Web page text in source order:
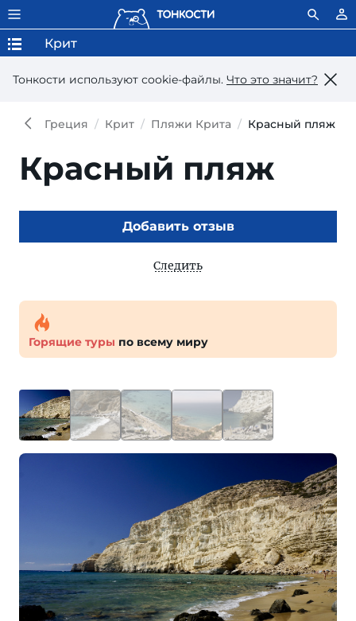
Тонкости используют сookie-файлы. Что это значит?
Крит
Греция Крит Пляжи Крита Красный пляж
Красный пляж
Добавить отзыв
Следить
Горящие туры по всему миру